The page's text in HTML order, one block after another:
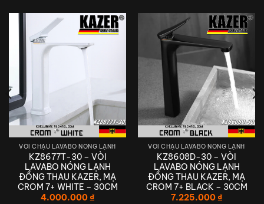
VÒI CHẬU LAVABO NÓNG LẠNH
KZ8677T-30 – VÒI
LAVABO NÓNG LẠNH
ĐỒNG THAU KAZER, MẠ
CROM 7+ WHITE – 30CM
4.000.000₫
VÒI CHẬU LAVABO NÓNG LẠNH
KZ8608D-30 – VÒI
LAVABO NÓNG LẠNH
ĐỒNG THAU KAZER, MẠ
CROM 7+ BLACK – 30CM
7.225.000₫